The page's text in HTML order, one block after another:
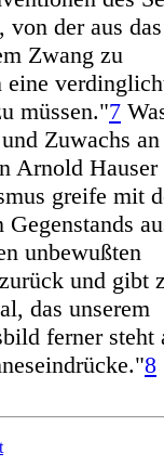
der aus
Zwang zu
eine
müssen."7
Zuwachs an
Arnold
greife mit
unbewußten
und gibt
das unserem
ferner steht
8